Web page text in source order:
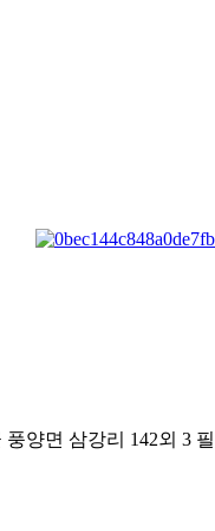
양면 삼강리 142외 3